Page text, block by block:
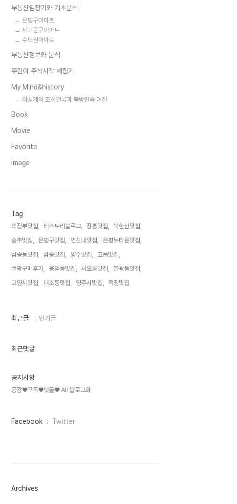
부동산임장기와 기초분석
은평구아파트
서대문구아파트
수도권아파트
부동산정보와 분석
주린이 주식시작 체험기
My Mind&history
이성계의 조선건국과 북방민족 여진
Book
Movie
Favorite
Image
Tag
의정부맛집, 티스토리블로그, 장흥맛집,
북한산맛집,
송추맛집,
은평구맛집, 연신내맛집,
은평뉴타운맛집,
삼숭동맛집,
삼숭맛집, 양주맛집,
고읍맛집,
쿠팡구매후기,
응암동맛집, 서오릉맛집,
불광동맛집,
고양시맛집,
대조동맛집, 양주시맛집, 옥정맛집,
최
인
최근글 인기글
최근댓글
공지사항
공감♥구독♥댓글♥ All 블로그화
페
그
Facebook Twitter
Archives